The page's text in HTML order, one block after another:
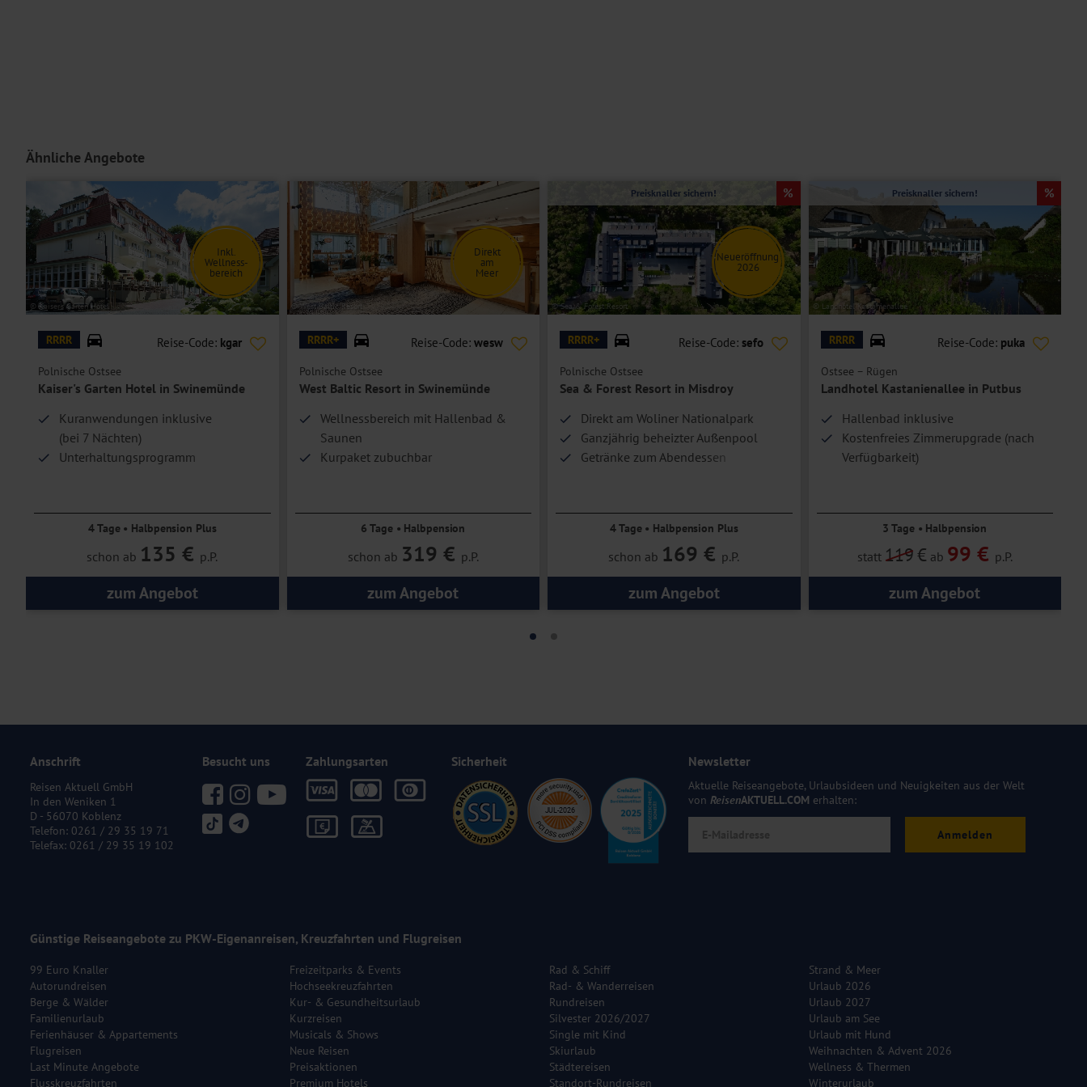
Ähnliche Angebote
© Kaiser's Garten Hotel
Inkl.
Wellness-
bereich
RRRR Reise-Code: kgar
Polnische Ostsee
Kaiser's Garten Hotel in Swinemünde
Kuranwendungen inklusive
(bei 7 Nächten)
Unterhaltungsprogramm
4 Tage • Halbpension Plus
schon ab 135 € p.P.
zum Angebot
© West Baltic Resort
Direkt
am
Meer
RRRR+ Reise-Code: wesw
Polnische Ostsee
West Baltic Resort in Swinemünde
Wellnessbereich mit Hallenbad &
Saunen
Kurpaket zubuchbar
6 Tage • Halbpension
schon ab 319 € p.P.
zum Angebot
© Sea & Forest Resort
Neueröffnung
2026
Preisknaller sichern!
RRRR+ Reise-Code: sefo
Polnische Ostsee
Sea & Forest Resort in Misdroy
Direkt am Woliner Nationalpark
Ganzjährig beheizter Außenpool
Getränke zum Abendessen
4 Tage • Halbpension Plus
schon ab 169 € p.P.
zum Angebot
© Landhotel Kastanienallee
Preisknaller sichern!
RRRR Reise-Code: puka
Ostsee – Rügen
Landhotel Kastanienallee in Putbus
Hallenbad inklusive
Kostenfreies Zimmerupgrade (nach
Verfügbarkeit)
3 Tage • Halbpension
statt 119€ ab 99 € p.P.
zum Angebot
Anschrift
Reisen Aktuell GmbH
In den Weniken 1
D - 56070 Koblenz
Telefon: 0261 / 29 35 19 71
Telefax: 0261 / 29 35 19 102
Besucht uns Zahlungsarten Sicherheit Newsletter
Aktuelle Reiseangebote, Urlaubsideen und Neuigkeiten aus der Welt
von ReisenAKTUELL.COM erhalten:
Anmelden
Günstige Reiseangebote zu PKW-Eigenanreisen, Kreuzfahrten und Flugreisen
99 Euro Knaller
Autorundreisen
Berge & Wälder
Familienurlaub
Ferienhäuser & Appartements
Flugreisen
Last Minute Angebote
Flusskreuzfahrten
Freizeitparks & Events
Hochseekreuzfahrten
Kur- & Gesundheitsurlaub
Kurzreisen
Musicals & Shows
Neue Reisen
Preisaktionen
Premium Hotels
Rad & Schiff
Rad- & Wanderreisen
Rundreisen
Silvester 2026/2027
Single mit Kind
Skiurlaub
Städtereisen
Standort-Rundreisen
Strand & Meer
Urlaub 2026
Urlaub 2027
Urlaub am See
Urlaub mit Hund
Weihnachten & Advent 2026
Wellness & Thermen
Winterurlaub